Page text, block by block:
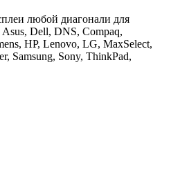
любой диагонали для
Dell, DNS, Compaq,
HP, Lenovo, LG, MaxSelect,
Samsung, Sony, ThinkPad,